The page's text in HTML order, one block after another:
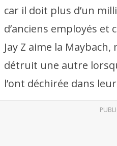
car il doit plus d’un
d’anciens employés et
Jay Z aime la Maybach,
détruit une autre
l’ont déchirée dans